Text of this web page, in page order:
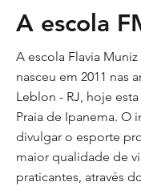
A escola
A escola Flavia Muniz
nasceu em 2011 nas
Leblon - RJ, hoje
Praia de Ipanema. O
divulgar o esporte
maior qualidade de
praticantes, através